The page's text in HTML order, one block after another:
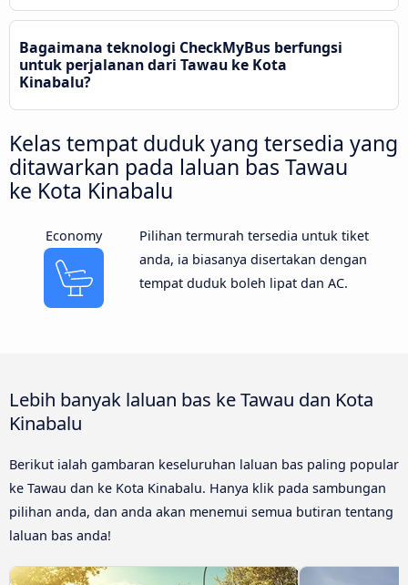
Bagaimana teknologi CheckMyBus berfungsi
untuk perjalanan dari Tawau ke Kota
Kinabalu?
Kelas tempat duduk yang tersedia yang
ditawarkan pada laluan bas Tawau
ke Kota Kinabalu
Economy
Pilihan termurah tersedia untuk tiket
anda, ia biasanya disertakan dengan
tempat duduk boleh lipat dan AC.
Lebih banyak laluan bas ke Tawau dan Kota
Kinabalu
Berikut ialah gambaran keseluruhan laluan bas paling popular
ke Tawau dan ke Kota Kinabalu. Hanya klik pada sambungan
pilihan anda, dan anda akan menemui semua butiran tentang
laluan bas anda!